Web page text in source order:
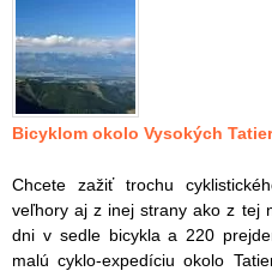
Bicyklom okolo Vysokých
Chcete zažiť trochu
veľhory aj z inej strany ako z tej
dni v sedle bicykla a 220
malú cyklo-expedíciu okolo